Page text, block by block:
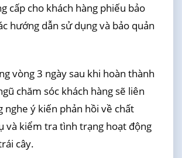
cấp cho khách hàng phiếu bảo
hướng dẫn sử dụng và bảo quản
vòng 3 ngày sau khi hoàn thành
chăm sóc khách hàng sẽ liên
nghe ý kiến phản hồi về chất
và kiểm tra tình trạng hoạt động
cây.